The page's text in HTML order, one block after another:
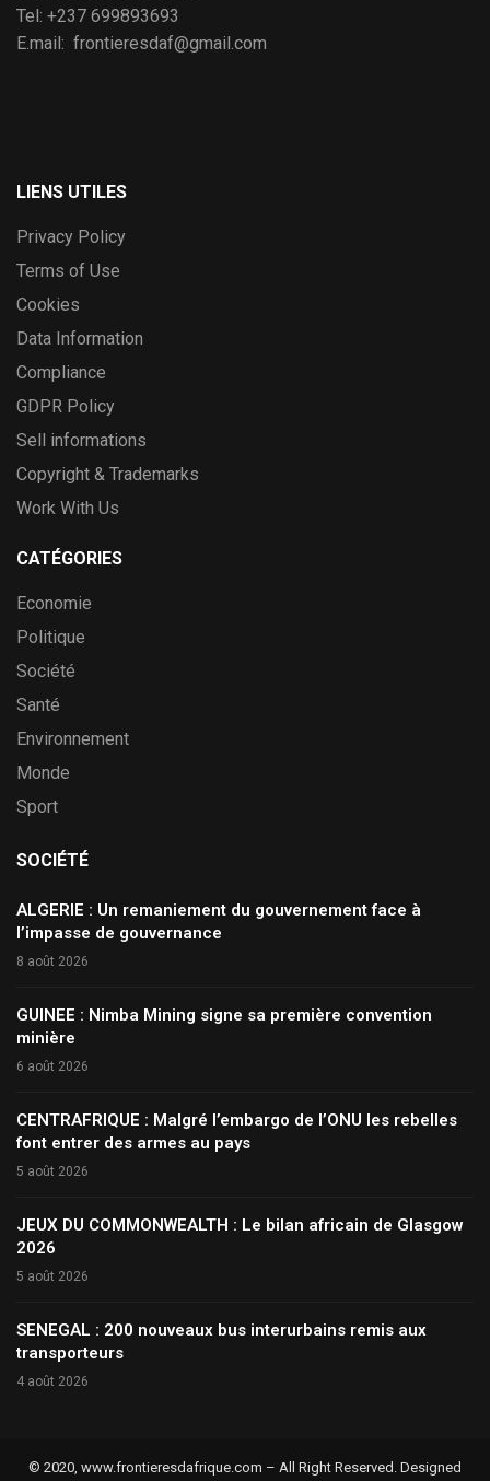
Tel: +237 699893693
E.mail: frontieresdaf@gmail.com
LIENS UTILES
Privacy Policy
Terms of Use
Cookies
Data Information
Compliance
GDPR Policy
Sell informations
Copyright & Trademarks
Work With Us
CATÉGORIES
Economie
Politique
Société
Santé
Environnement
Monde
Sport
SOCIÉTÉ
ALGERIE : Un remaniement du gouvernement face à
l’impasse de gouvernance
8 août 2026
GUINEE : Nimba Mining signe sa première convention
minière
6 août 2026
CENTRAFRIQUE : Malgré l’embargo de l’ONU les rebelles
font entrer des armes au pays
5 août 2026
JEUX DU COMMONWEALTH : Le bilan africain de Glasgow
2026
5 août 2026
SENEGAL : 200 nouveaux bus interurbains remis aux
transporteurs
4 août 2026
© 2020, www.frontieresdafrique.com – All Right Reserved. Designed